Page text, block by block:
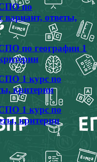
по
вариант, ответы,
по географии 1
1 курс по
критерии
1 курс по
критерии